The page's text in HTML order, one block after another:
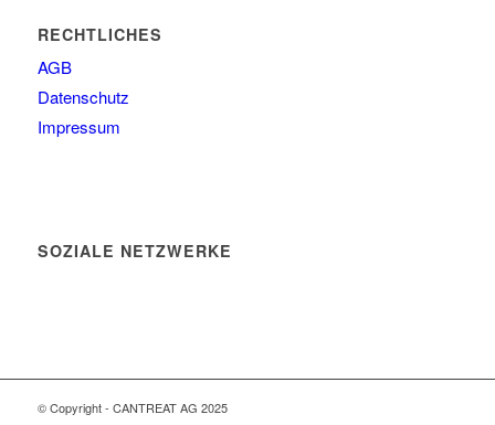
RECHTLICHES
AGB
Datenschutz
Impressum
SOZIALE NETZWERKE
© Copyright - CANTREAT AG 2025